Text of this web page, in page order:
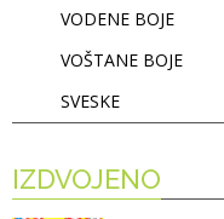
VODENE BOJE
VOŠTANE BOJE
SVESKE
IZDVOJENO